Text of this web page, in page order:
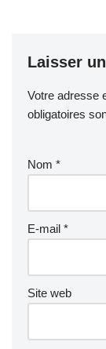
Laisser
Votre adresse
obligatoires
Nom *
E-mail *
Site web